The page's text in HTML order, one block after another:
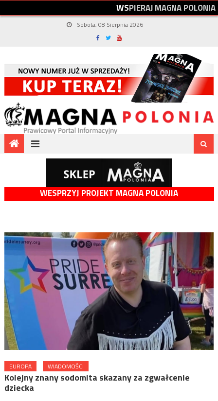
WSPIERAJMAGNAPOLONIA
Sobota, 08 Sierpnia 2026
WESPRZYJ PROJEKT MAGNA POLONIA
EUROPA WIADOMOŚCI
Kolejny znany sodomita skazany za zgwałcenie
dziecka